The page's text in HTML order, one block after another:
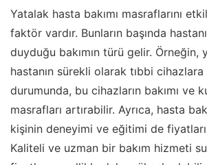
Yatalak hasta bakımı masraflarını
faktör vardır. Bunların başında
duyduğu bakımın türü gelir. Örneğin,
hastanın sürekli olarak tıbbi cihazlara
durumunda, bu cihazların bakımı ve
masrafları artırabilir. Ayrıca, hasta
kişinin deneyimi ve eğitimi de
Kaliteli ve uzman bir bakım hizmeti